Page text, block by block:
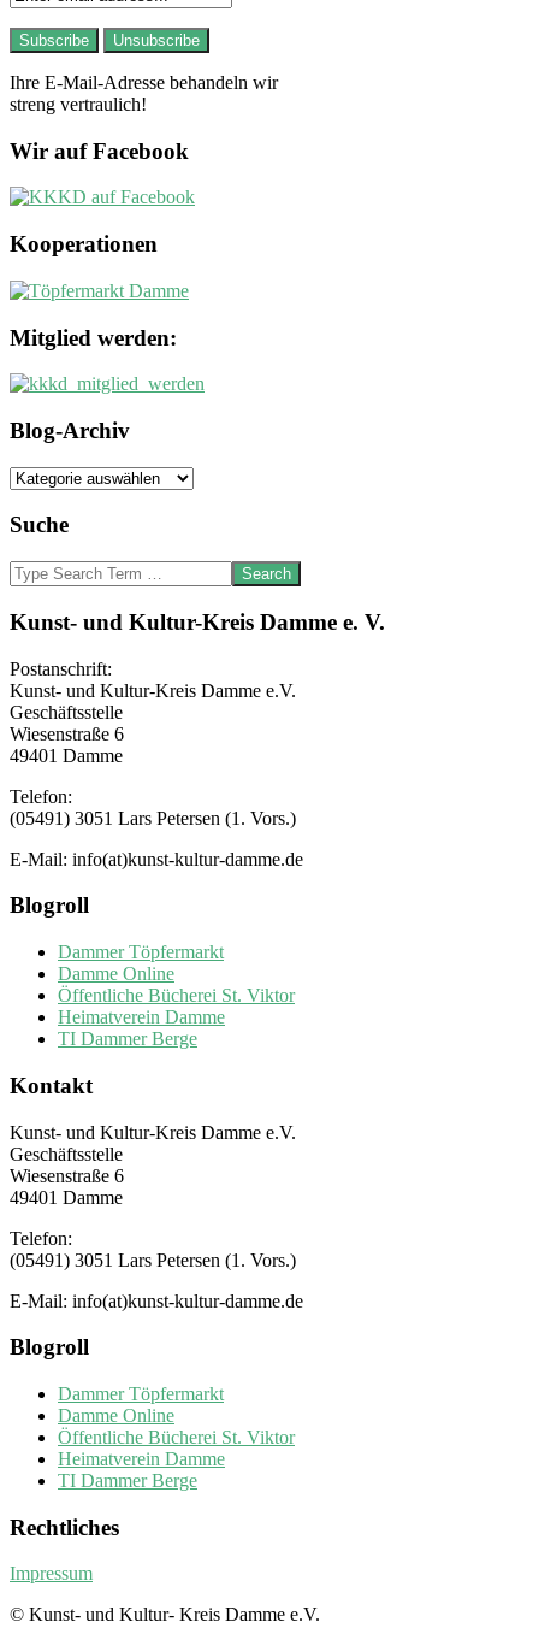
Ihre E-Mail-Adresse behandeln wir
streng vertraulich!
Wir auf Facebook
Kooperationen
Mitglied werden:
Blog-Archiv
Blog-
Suche
Search
Kunst- und Kultur-Kreis Damme e. V.
Postanschrift:
Kunst- und Kultur-Kreis Damme e.V.
Geschäftsstelle
Wiesenstraße 6
49401 Damme
Telefon:
(05491) 3051 Lars Petersen (1. Vors.)
E-Mail: info(at)kunst-kultur-damme.de
Blogroll
Dammer Töpfermarkt
Damme Online
Öffentliche Bücherei St. Viktor
Heimatverein Damme
TI Dammer Berge
Kontakt
Kunst- und Kultur-Kreis Damme e.V.
Geschäftsstelle
Wiesenstraße 6
49401 Damme
Telefon:
(05491) 3051 Lars Petersen (1. Vors.)
E-Mail: info(at)kunst-kultur-damme.de
Blogroll
Dammer Töpfermarkt
Damme Online
Öffentliche Bücherei St. Viktor
Heimatverein Damme
TI Dammer Berge
Rechtliches
Impressum
© Kunst- und Kultur- Kreis Damme e.V.